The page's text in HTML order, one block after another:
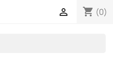
shopping_cart (0)
